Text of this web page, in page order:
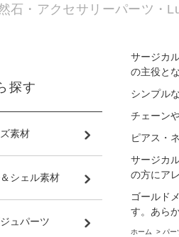
石・アクセサリーパーツ・
サージカ
の主役と
シンプル
チェーン
ピアス・
サージカ
の方にア
ゴールド
す。あら
ホーム > パー
探す
素材
シェル素材
ュパーツ